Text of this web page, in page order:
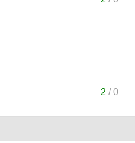
2 /0